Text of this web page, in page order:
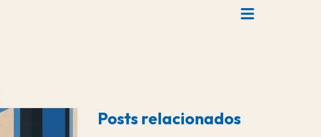
Posts relacionados